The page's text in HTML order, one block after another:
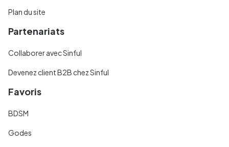
Plan du site
Partenariats
Collaborer avec Sinful
Devenez client B2B chez Sinful
Favoris
BDSM
Godes